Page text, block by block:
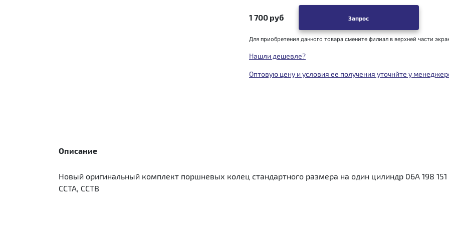
1 700 руб Запрос
Для приобретения данного товара смените филиал в верхней части
Нашли дешевле?
Оптовую цену и условия ее получения уточнйте у
Описание
Новый оригинальный комплект поршневых колец стандартного размера на один цилиндр 06A 198 151
CCTA, CCTB